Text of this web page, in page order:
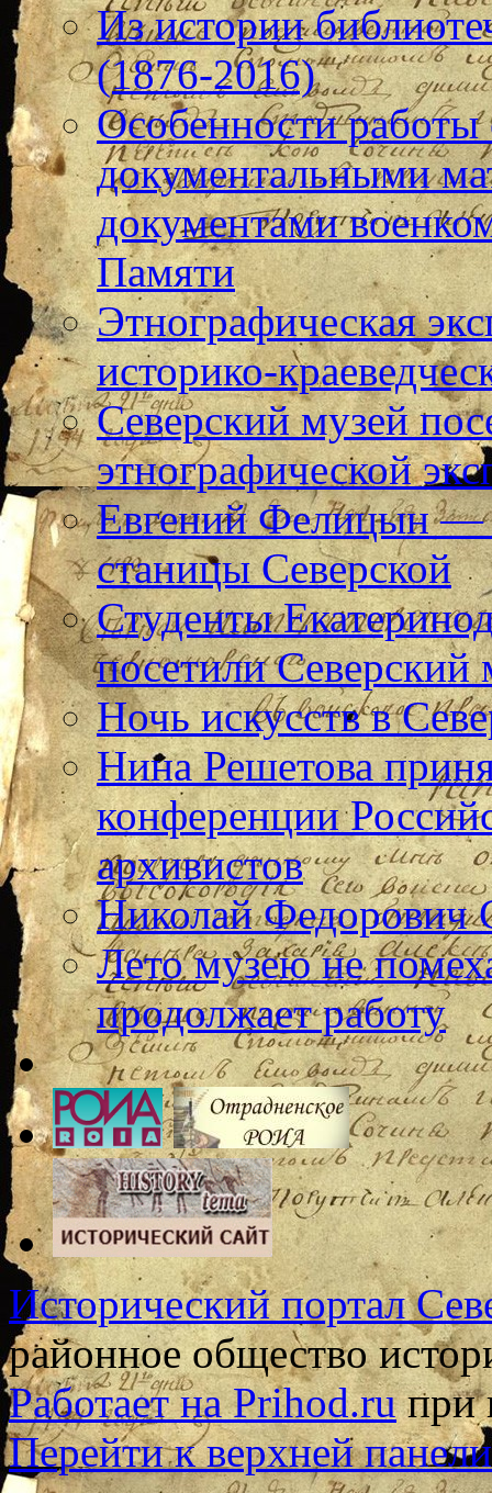
Из истории
(1876-2016)
Особенности
документальными
документами
Памяти
Этнографическая
историко-
Северский музей
этнографической
Евгений Фелицын —
станицы Северской
Студенты
посетили Северский
Ночь искусств в
Нина Решетова
конференции
архивистов
Николай Федорович
Лето музею не
продолжает работу
Исторический портал
районное общество
Работает на Prihod.ruпри
Перейти к верхней панели